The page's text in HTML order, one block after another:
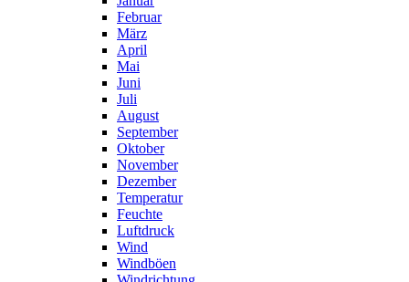
Februar
März
April
Mai
Juni
Juli
August
September
Oktober
November
Dezember
Temperatur
Feuchte
Luftdruck
Wind
Windböen